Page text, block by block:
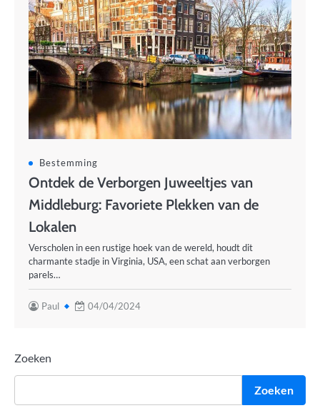
Bestemming
Ontdek de Verborgen Juweeltjes van
Middleburg: Favoriete Plekken van de
Lokalen
Verscholen in een rustige hoek van de wereld, houdt dit
charmante stadje in Virginia, USA, een schat aan verborgen
parels…
Paul 04/04/2024
Zoeken
Zoeken